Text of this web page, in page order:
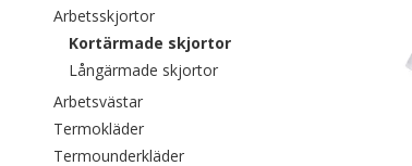
ArbetsskjortorFiltrera efter category: Arbetsskjortor
Kortärmade skjortorValda För närvarande
Långärmade skjortorFiltrera efter category:
ArbetsvästarFiltrera efter category: Arbetsvästar
TermokläderFiltrera efter category: Termokläder
TermounderkläderFiltrera efter category: